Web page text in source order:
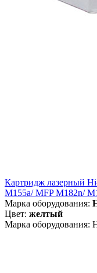
Картридж лазерный
M155a/ MFP M182n/
Марка оборудования:
Цвет: желтый
Марка оборудования: